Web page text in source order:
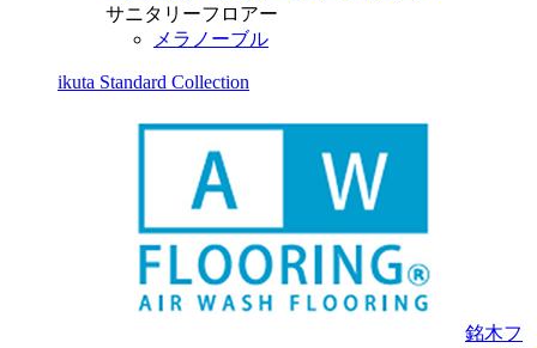
サニタリーフロアー
メラノーブル
ikuta Standard Collection
銘木フ